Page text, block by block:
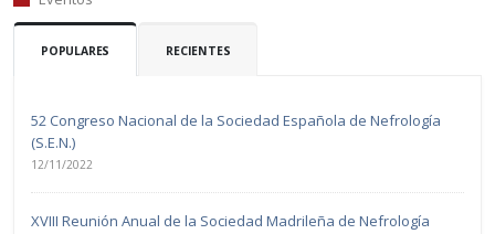
POPULARES RECIENTES
52 Congreso Nacional de la Sociedad Española de Nefrología
(S.E.N.)
12/11/2022
XVIII Reunión Anual de la Sociedad Madrileña de Nefrología